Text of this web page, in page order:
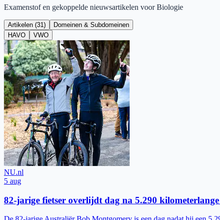
Examenstof en gekoppelde nieuwsartikelen voorBiologie
Artikelen (31 )
Domeinen & Subdomeinen
HAVO
VWO
NU.nl
5 aug
82-jarige fietser overlijdt dag na 5.290